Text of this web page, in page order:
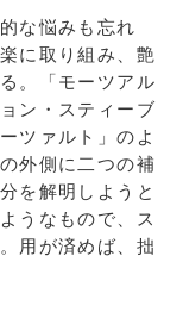
な悩みも忘れ
に取り組み、艶
。「モーツアル
ン・スティーブ
ツァルト」のよ
外側に二つの補
を解明しようと
うなもので、ス
用が済めば、拙